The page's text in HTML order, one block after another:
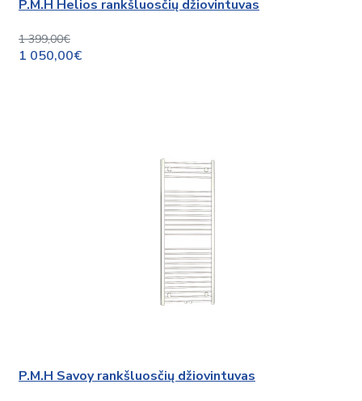
P.M.H Helios rankšluosčių džiovintuvas
1 399,00€
1 050,00€
P.M.H Savoy rankšluosčių džiovintuvas